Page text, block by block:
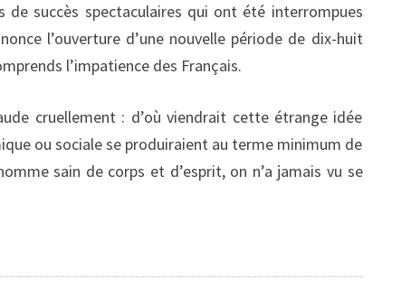
succès spectaculaires qui ont été interrompues
l’ouverture d’une nouvelle période de dix-huit
l’impatience des Français.
cruellement : d’où viendrait cette étrange idée
ou sociale se produiraient au terme minimum de
sain de corps et d’esprit, on n’a jamais vu se